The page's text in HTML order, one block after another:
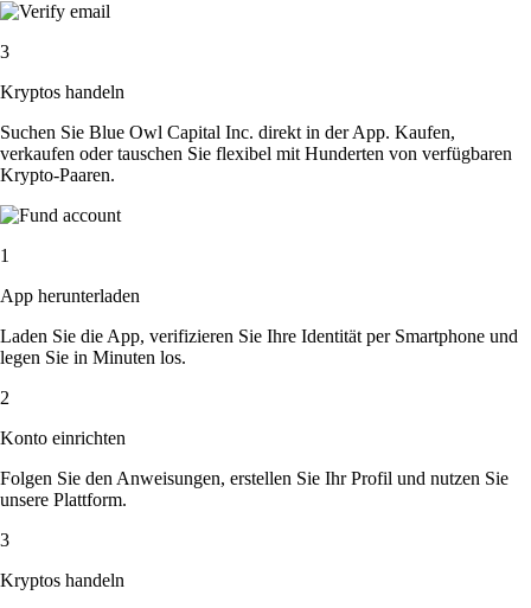
3
Kryptos handeln
Suchen Sie Blue Owl Capital Inc. direkt in der App. Kaufen,
verkaufen oder tauschen Sie flexibel mit Hunderten von verfügbaren
Krypto-Paaren.
1
App herunterladen
Laden Sie die App, verifizieren Sie Ihre Identität per Smartphone und
legen Sie in Minuten los.
2
Konto einrichten
Folgen Sie den Anweisungen, erstellen Sie Ihr Profil und nutzen Sie
unsere Plattform.
3
Kryptos handeln